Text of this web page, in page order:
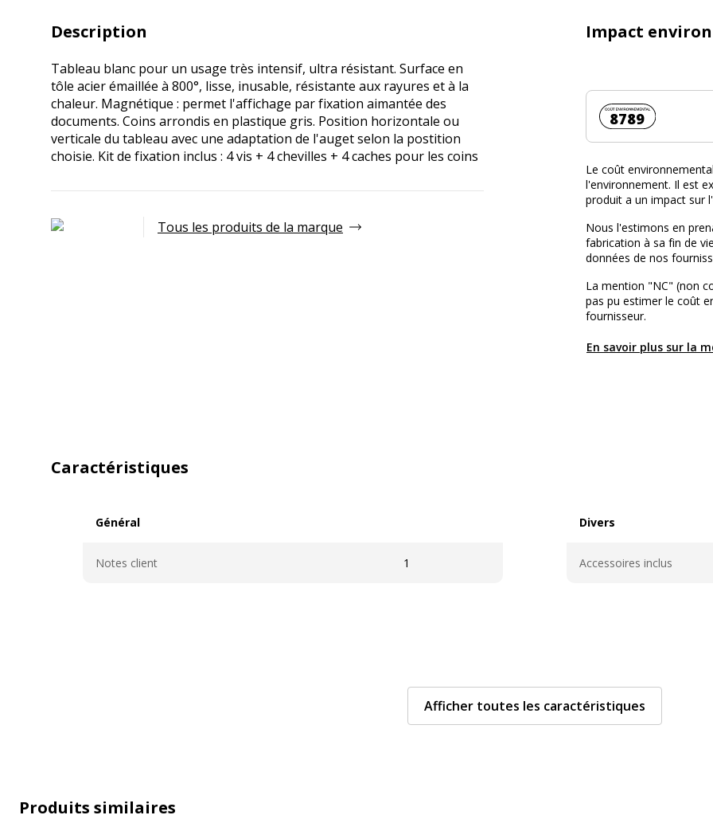
Description
Tableau blanc pour un usage très intensif, ultra résistant. Surface en
tôle acier émaillée à 800°, lisse, inusable, résistante aux rayures et à la
chaleur. Magnétique : permet l'affichage par fixation aimantée des
documents. Coins arrondis en plastique gris. Position horizontale ou
verticale du tableau avec une adaptation de l'auget selon la postition
choisie. Kit de fixation inclus : 4 vis + 4 chevilles + 4 caches pour les coins
Tous les produits de la marque
Impact
Coût
8789
Le coût
l'environnement. Il est
produit a un impact sur
Nous l'estimons en
fabrication à sa fin de
données de nos
La mention "NC" (non
pas pu estimer le coût
fournisseur.
En savoir plus sur la
Caractéristiques
Général
Notes client 1
Divers
Accessoires inclus
Catégorie de
couleur
Afficher toutes les caractéristiques
Produits similaires